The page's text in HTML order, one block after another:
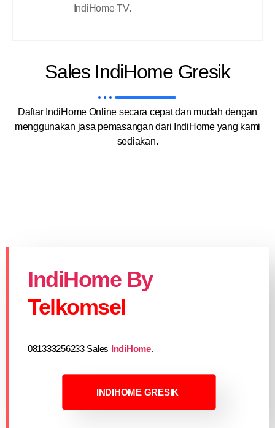
IndiHome TV.
Sales IndiHome Gresik
Daftar IndiHome Online secara cepat dan mudah dengan
menggunakan jasa pemasangan dari IndiHome yang kami
sediakan.
IndiHome By
Telkomsel
081333256233 Sales IndiHome.
INDIHOME GRESIK